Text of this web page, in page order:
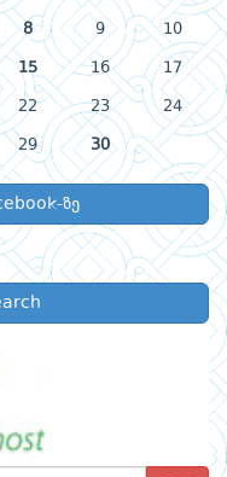
8 9 10
15 16 17
22 23 24
29 30
ზე